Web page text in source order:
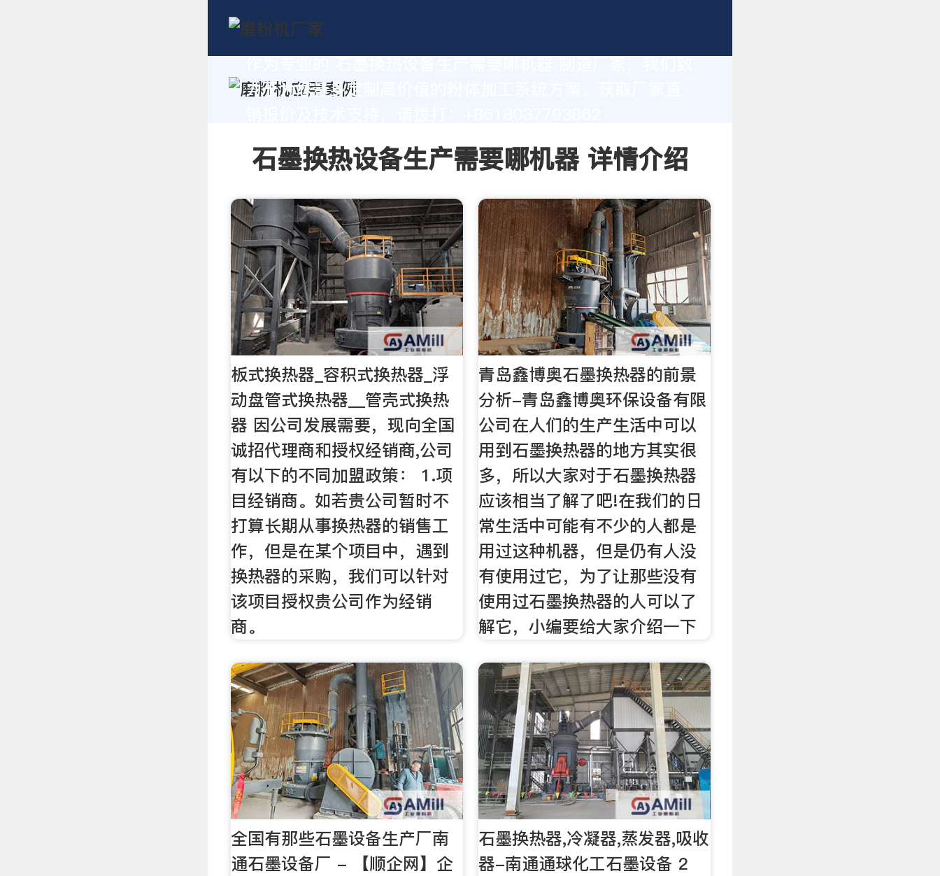
力于为您量身定制高价值的粉体加工系统方案。获取厂家直
石墨换热设备生产需要哪机器 详情介绍
板式换热器_容积式换热器_浮
动盘管式换热器__管壳式换热
器 因公司发展需要，现向全国
诚招代理商和授权经销商,公司
有以下的不同加盟政策： 1.项
目经销商。如若贵公司暂时不
打算长期从事换热器的销售工
作，但是在某个项目中，遇到
换热器的采购，我们可以针对
该项目授权贵公司作为经销
商。
青岛鑫博奥石墨换热器的前景
分析-青岛鑫博奥环保设备有限
公司在人们的生产生活中可以
用到石墨换热器的地方其实很
多，所以大家对于石墨换热器
应该相当了解了吧!在我们的日
常生活中可能有不少的人都是
用过这种机器，但是仍有人没
有使用过它，为了让那些没有
使用过石墨换热器的人可以了
解它，小编要给大家介绍一下
全国有那些石墨设备生产厂南
通石墨设备厂 - 【顺企网】企
石墨换热器,冷凝器,蒸发器,吸收
器-南通通球化工石墨设备 2